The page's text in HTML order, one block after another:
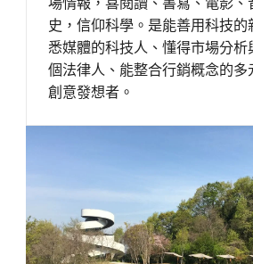
史，信仰科學。是能善用科技
悉媒體的科技人、懂得市場分析
個法律人、能整合行銷概念的多
創意發想者。